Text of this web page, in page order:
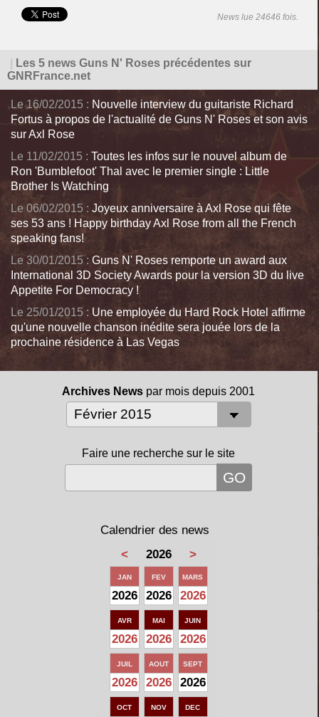
News lue 24646 fois.
Les 5 news Guns N' Roses précédentes sur
GNRFrance.net
Le 16/02/2015 : Nouvelle interview du guitariste Richard
Fortus à propos de l'actualité de Guns N' Roses et son avis
sur Axl Rose
Le 11/02/2015 : Toutes les infos sur le nouvel album de
Ron 'Bumblefoot' Thal avec le premier single : Little
Brother Is Watching
Le 06/02/2015 : Joyeux anniversaire à Axl Rose qui fête
ses 53 ans ! Happy birthday Axl Rose from all the French
speaking fans!
Le 30/01/2015 : Guns N' Roses remporte un award aux
International 3D Society Awards pour la version 3D du live
Appetite For Democracy !
Le 25/01/2015 : Une employée du Hard Rock Hotel affirme
qu'une nouvelle chanson inédite sera jouée lors de la
prochaine résidence à Las Vegas
Archives News par mois depuis 2001
Faire une recherche sur le site
Calendrier des news
<
2026 >
JAN
2026
FEV
2026
MARS
2026
AVR
2026
MAI
2026
JUIN
2026
JUIL
2026
AOUT
2026
SEPT
2026
OCT NOV DEC